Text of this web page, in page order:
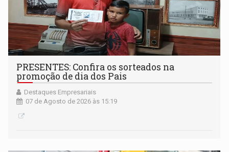
PRESENTES: Confira os sorteados na
promoção de dia dos Pais
Destaques Empresariais
07 de Agosto de 2026 às 15:19